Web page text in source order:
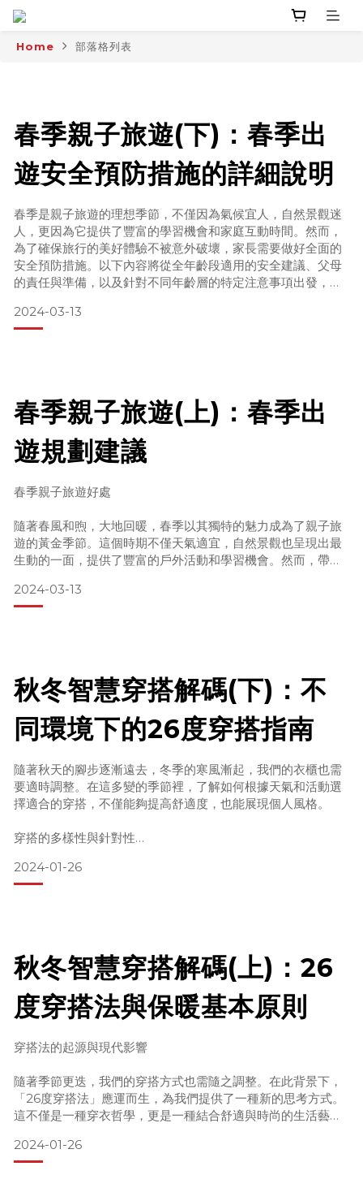
Home 部落格列表
春季親子旅遊(下)：春季出
遊安全預防措施的詳細說明
春季是親子旅遊的理想季節，不僅因為氣候宜人，自然景觀迷
人，更因為它提供了豐富的學習機會和家庭互動時間。然而，
為了確保旅行的美好體驗不被意外破壞，家長需要做好全面的
安全預防措施。以下內容將從全年齡段適用的安全建議、父母
的責任與準備，以及針對不同年齡層的特定注意事項出發，提
全年齡段適用
層次穿著：春季天氣變化無常，為孩子準備可增減的層次服
裝，包括輕便的棉質內層、保暖的中層和防風外層。
防曬霜：使用SPF30以上、寬頻防護的防曬霜，特別是在戶外
2024-03-13
春季親子旅遊(上)：春季出
遊規劃建議
春季親子旅遊好處
隨著春風和煦，大地回暖，春季以其獨特的魅力成為了親子旅
遊的黃金季節。這個時期不僅天氣適宜，自然景觀也呈現出最
生動的一面，提供了豐富的戶外活動和學習機會。然而，帶領
都需要周密的準備和細心的規劃。從安全到健康，從教育到互
動，每一個細節都攸關旅行的質量和孩子的成長體驗。本指南
0~2歲的孩子：春季親子旅遊策略
2024-03-13
秋冬智慧穿搭解碼(下)：不
同環境下的26度穿搭指南
隨著秋天的腳步逐漸遠去，冬季的寒風漸起，我們的衣櫃也需
要適時調整。在這多變的季節裡，了解如何根據天氣和活動選
擇適合的穿搭，不僅能夠提高舒適度，也能展現個人風格。
穿搭的多樣性與針對性
秋冬季節的穿搭挑戰在於如何應對忽冷忽熱的天氣，以及不同
場合下的穿著需求。了解並運用「26度穿搭法」，可以幫助我
「聖伯納」為您提供了一系列適應秋冬天氣變化的服裝選擇，
旨在滿足不同的穿搭需求：
單層衝鋒衣：提供輕巧的防風保護，適合秋季較涼爽的天
2024-01-26
秋冬智慧穿搭解碼(上)：26
度穿搭法與保暖基本原則
穿搭法的起源與現代影響
隨著季節更迭，我們的穿搭方式也需隨之調整。在此背景下，
「26度穿搭法」應運而生，為我們提供了一種新的思考方式。
這不僅是一種穿衣哲學，更是一種結合舒適與時尚的生活藝
我們對於保暖和時尚的理解。
2024-01-26